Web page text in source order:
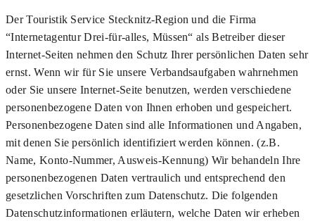
Der Touristik Service Stecknitz-Region und die Firma
“Internetagentur Drei-für-alles, Müssen“ als Betreiber dieser
Internet-Seiten nehmen den Schutz Ihrer persönlichen Daten sehr
ernst. Wenn wir für Sie unsere Verbandsaufgaben wahrnehmen
oder Sie unsere Internet-Seite benutzen, werden verschiedene
personenbezogene Daten von Ihnen erhoben und gespeichert.
Personenbezogene Daten sind alle Informationen und Angaben,
mit denen Sie persönlich identifiziert werden können. (z.B.
Name, Konto-Nummer, Ausweis-Kennung) Wir behandeln Ihre
personenbezogenen Daten vertraulich und entsprechend den
gesetzlichen Vorschriften zum Datenschutz. Die folgenden
Datenschutzinformationen erläutern, welche Daten wir erheben